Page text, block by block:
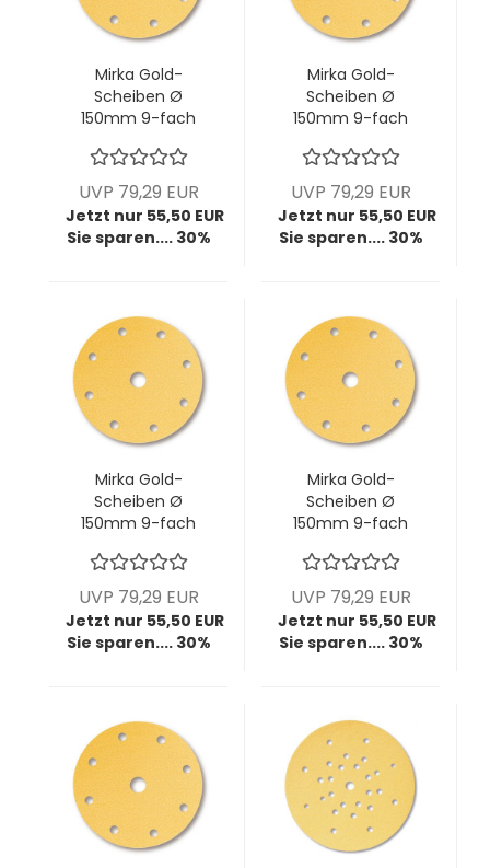
Mirka Gold-
Scheiben Ø
150mm 9-fach
100 Stck/Pck
UVP 79,29 EUR
Jetzt nur 55,50 EUR
Sie sparen.... 30%
Mirka Gold-
Scheiben Ø
150mm 9-fach
100 Stck/Pck
UVP 79,29 EUR
Jetzt nur 55,50 EUR
Sie sparen.... 30%
Mirka Gold-
Scheiben Ø
150mm 9-fach
100 Stck/Pck
UVP 79,29 EUR
Jetzt nur 55,50 EUR
Sie sparen.... 30%
Mirka Gold-
Scheiben Ø
150mm 9-fach
100 Stck/Pck
UVP 79,29 EUR
Jetzt nur 55,50 EUR
Sie sparen.... 30%